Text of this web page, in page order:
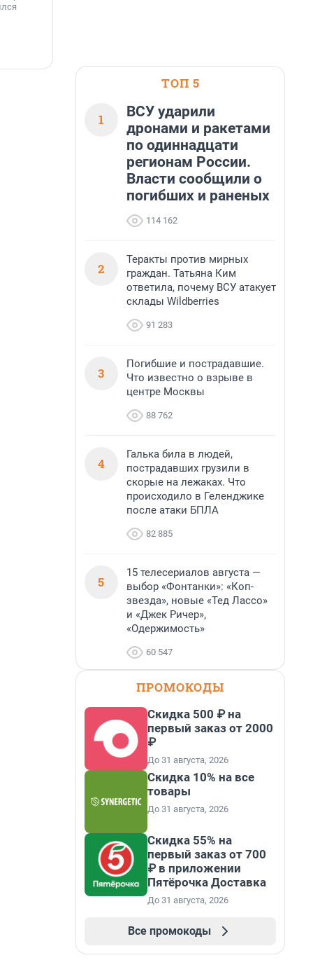
ТОП 5
1
ВСУ ударили
дронами и ракетами
по одиннадцати
регионам России.
Власти сообщили о
погибших и раненых
114 162
2
Теракты против мирных
граждан. Татьяна Ким
ответила, почему ВСУ атакует
склады Wildberries
91 283
3
Погибшие и пострадавшие.
Что известно о взрыве в
центре Москвы
88 762
4
Галька била в людей,
пострадавших грузили в
скорые на лежаках. Что
происходило в Геленджике
после атаки БПЛА
82 885
5
15 телесериалов августа —
выбор «Фонтанки»: «Коп-
звезда», новые «Тед Лассо»
и «Джек Ричер»,
«Одержимость»
60 547
ПРОМОКОДЫ
Скидка 500 ₽ на
первый заказ от 2000
₽
До 31 августа, 2026
Скидка 10% на все
товары
До 31 августа, 2026
Скидка 55% на
первый заказ от 700
₽ в приложении
Пятёрочка Доставка
До 31 августа, 2026
Все промокоды